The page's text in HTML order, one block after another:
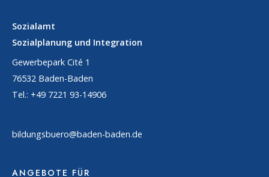
Sozialamt
Sozialplanung und Integration
Gewerbepark Cité 1
76532 Baden-Baden
Tel.: +49 7221 93-14906
bildungsbuero@baden-baden.de
ANGEBOTE FÜR